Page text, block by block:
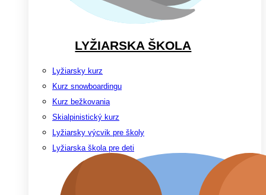
LYŽIARSKA ŠKOLA
Lyžiarsky kurz
Kurz snowboardingu
Kurz bežkovania
Skialpinistický kurz
Lyžiarsky výcvik pre školy
Lyžiarska škola pre deti